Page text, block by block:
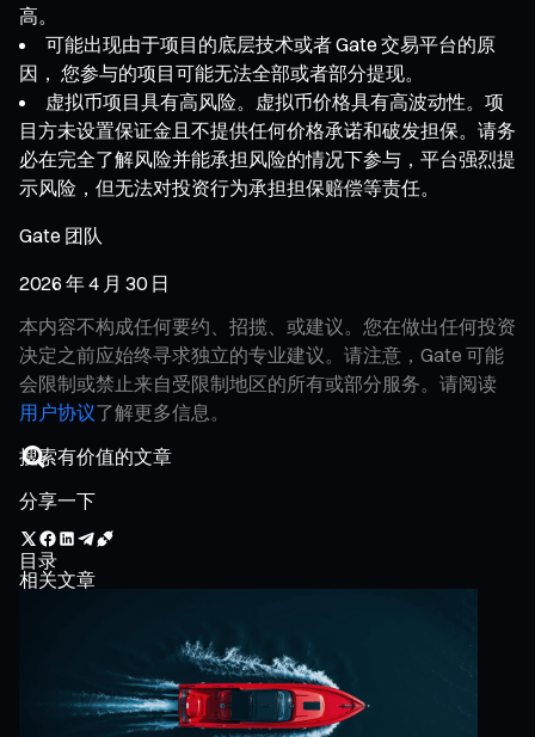
高。
可能出现由于项目的底层技术或者 Gate 交易平台的原
因， 您参与的项目可能无法全部或者部分提现。
虚拟币项目具有高风险。虚拟币价格具有高波动性。项
目方未设置保证金且不提供任何价格承诺和破发担保。请务
必在完全了解风险并能承担风险的情况下参与，平台强烈提
示风险，但无法对投资行为承担担保赔偿等责任。
Gate 团队
2026 年 4 月 30 日
本内容不构成任何要约、招揽、或建议。您在做出任何投资
决定之前应始终寻求独立的专业建议。请注意，Gate 可能
会限制或禁止来自受限制地区的所有或部分服务。请阅读
用户协议了解更多信息。
分享一下
目录
相关文章